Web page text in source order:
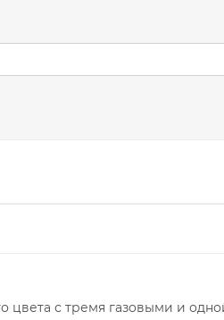
цвета с тремя газовыми и